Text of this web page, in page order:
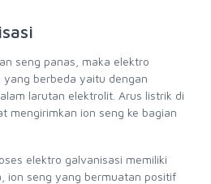
seng panas, maka elektro
berbeda yaitu dengan
larutan elektrolit. Arus listrik di
mengirimkan ion seng ke bagian
elektro galvanisasi memiliki
ion seng yang bermuatan positif